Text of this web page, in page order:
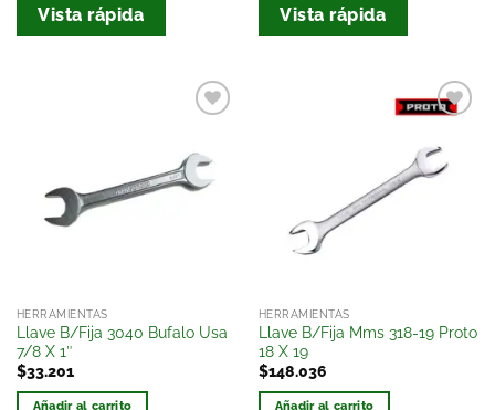
Vista rápida Vista rápida
a la
lista
de
HERRAMIENTAS
Llave B/Fija 3040 Bufalo Usa
7/8 X 1″
$33.201
Añadir al carrito
a la
lista
HERRAMIENTAS
Llave B/Fija Mms 318-19 Proto
18 X 19
$148.036
Añadir al carrito